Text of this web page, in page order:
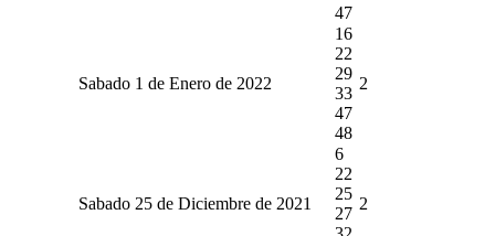
47
Sabado 1 de Enero de 2022
16
22
29
33
47
48
2
Sabado 25 de Diciembre de 2021
6
22
25
27
2